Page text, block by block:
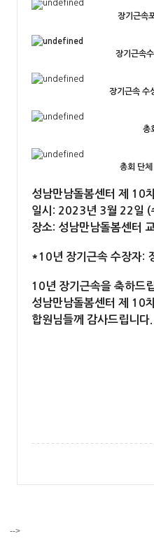
장기근속
장기근속
장기근속 수
총
총회 단체 사
성남만남돌봄센터 제 10
일시: 2023년 3월 22일
장소: 성남만남돌봄센터
*10년 장기근속 수장자:
10년 장기근속을 축하드
성남만남돌봄센터 제 10
합원님들께 감사드립니다.
-->